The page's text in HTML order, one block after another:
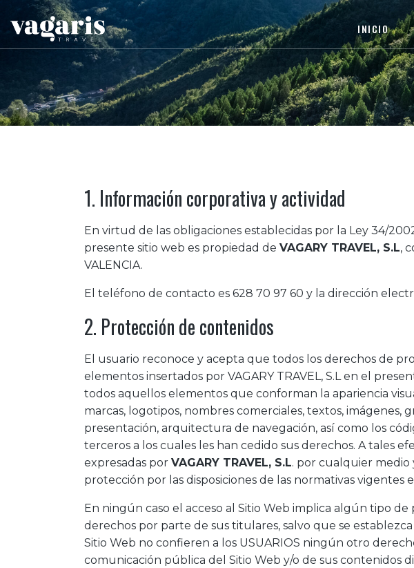
INICIO
1. Información corporativa y actividad
En virtud de las obligaciones establecidas por la Ley 34/
presente sitio web es propiedad de VAGARY TRAVEL, S.L,
VALENCIA.
El teléfono de contacto es 628 70 97 60 y la dirección
2. Protección de contenidos
El usuario reconoce y acepta que todos los derechos de
elementos insertados por VAGARY TRAVEL, S.L en el
todos aquellos elementos que conforman la apariencia
marcas, logotipos, nombres comerciales, textos, imágenes,
presentación, arquitectura de navegación, así como los
terceros a los cuales les han cedido sus derechos. A tales
expresadas por VAGARY TRAVEL, S.L. por cualquier medio
protección por las disposiciones de las normativas
En ningún caso el acceso al Sitio Web implica algún tipo
derechos por parte de sus titulares, salvo que se
Sitio Web no confieren a los USUARIOS ningún otro
comunicación pública del Sitio Web y/o de sus contenidos